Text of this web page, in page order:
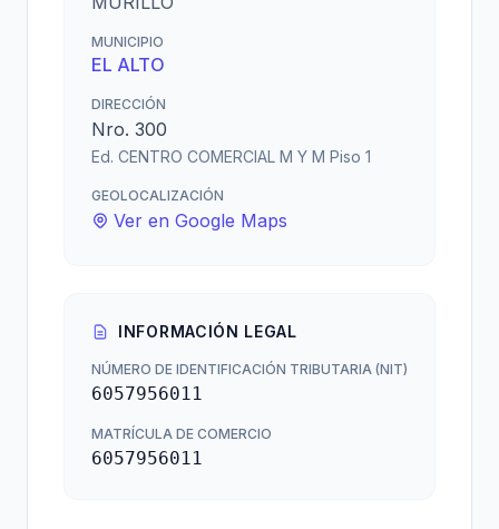
MUNICIPIO
EL ALTO
DIRECCIÓN
Nro. 300
Ed. CENTRO COMERCIAL M Y M Piso 1
GEOLOCALIZACIÓN
Ver en Google Maps
INFORMACIÓN LEGAL
NÚMERO DE IDENTIFICACIÓN TRIBUTARIA (NIT)
6057956011
MATRÍCULA DE COMERCIO
6057956011